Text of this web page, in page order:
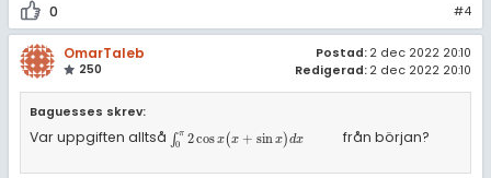
0 #4
OmarTaleb
250
Postad: 2 dec 2022 20:10
Redigerad: 2 dec 2022 20:10
Baguesses skrev:
Var uppgiften alltså ∫ π
0 2cos x(x + sin x)dx
0π2cosx(x+ sinx)dx från början?